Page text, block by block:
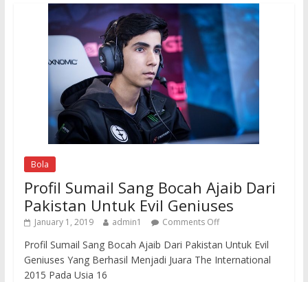
Bola
Profil Sumail Sang Bocah Ajaib Dari
Pakistan Untuk Evil Geniuses
January 1, 2019 admin1 Comments Off
Profil Sumail Sang Bocah Ajaib Dari Pakistan Untuk Evil
Geniuses Yang Berhasil Menjadi Juara The International
2015 Pada Usia 16